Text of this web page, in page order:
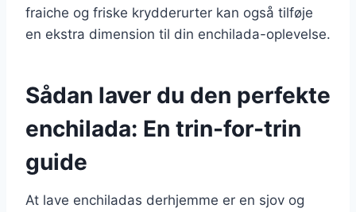
fraiche og friske krydderurter kan også tilføje
en ekstra dimension til din enchilada-oplevelse.
Sådan laver du den perfekte
enchilada: En trin-for-trin
guide
At lave enchiladas derhjemme er en sjov og